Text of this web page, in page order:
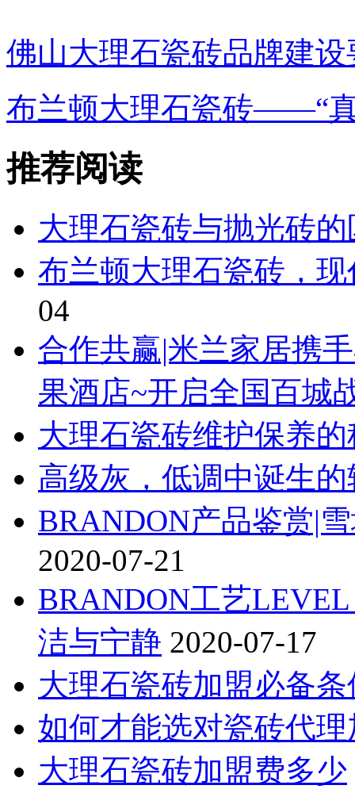
佛山大理石瓷砖品牌建
布兰顿大理石瓷砖——“
推荐阅读
大理石瓷砖与抛光砖的
布兰顿大理石瓷砖，
04
合作共赢|米兰家居携
果酒店~开启全国百城
大理石瓷砖维护保养的
高级灰，低调中诞生
BRANDON产品鉴赏|
2020-07-21
BRANDON工艺
洁与宁静 2020-07-17
大理石瓷砖加盟必备条
如何才能选对瓷砖代
大理石瓷砖加盟费多少